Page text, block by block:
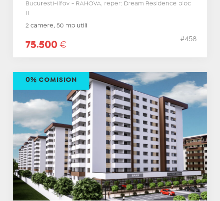
Bucuresti-Ilfov - RAHOVA, reper: Dream Residence bloc
11
2 camere, 50 mp utili
75.500 €
#458
0% COMISION